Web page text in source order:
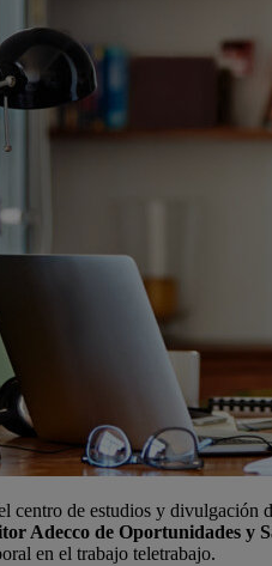
centro de estudios y divulgación
Adecco de Oportunidades y
en el trabajo teletrabajo.